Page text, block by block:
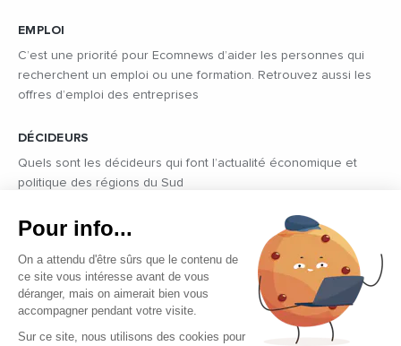
EMPLOI
C’est une priorité pour Ecomnews d’aider les personnes qui
recherchent un emploi ou une formation. Retrouvez aussi les
offres d’emploi des entreprises
DÉCIDEURS
Quels sont les décideurs qui font l’actualité économique et
politique des régions du Sud
Copyright © 2026 - Tous droits réservés
Qui sommes-nous ?